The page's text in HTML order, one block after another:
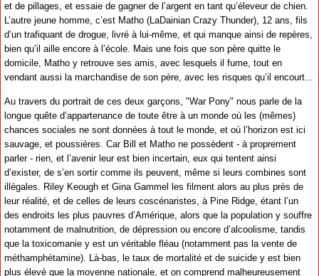
et de pillages, et essaie de gagner de l’argent en tant qu’éleveur de chien.
L’autre jeune homme, c’est Matho (LaDainian Crazy Thunder), 12 ans, fils
d’un trafiquant de drogue, livré à lui-même, et qui manque ainsi de repères,
bien qu’il aille encore à l’école. Mais une fois que son père quitte le
domicile, Matho y retrouve ses amis, avec lesquels il fume, tout en
vendant aussi la marchandise de son père, avec les risques qu’il encourt...
Au travers du portrait de ces deux garçons, "War Pony" nous parle de la
longue quête d’appartenance de toute être à un monde où les (mêmes)
chances sociales ne sont données à tout le monde, et où l’horizon est ici
sauvage, et poussières. Car Bill et Matho ne possèdent - à proprement
parler - rien, et l’avenir leur est bien incertain, eux qui tentent ainsi
d’exister, de s’en sortir comme ils peuvent, même si leurs combines sont
illégales. Riley Keough et Gina Gammel les filment alors au plus près de
leur réalité, et de celles de leurs coscénaristes, à Pine Ridge, étant l’un
des endroits les plus pauvres d’Amérique, alors que la population y souffre
notamment de malnutrition, de dépression ou encore d’alcoolisme, tandis
que la toxicomanie y est un véritable fléau (notamment pas la vente de
méthamphétamine). Là-bas, le taux de mortalité et de suicide y est bien
plus élevé que la moyenne nationale, et on comprend malheureusement